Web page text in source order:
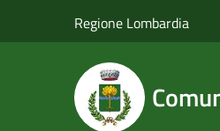
Regione Lombardia